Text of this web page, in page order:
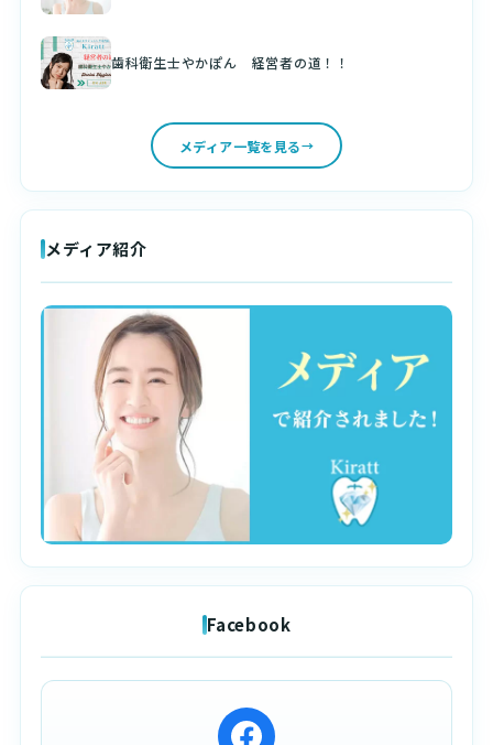
歯科衛生士やかぽん 経営者の道！！
メディア一覧を見る
メディア紹介
Facebook